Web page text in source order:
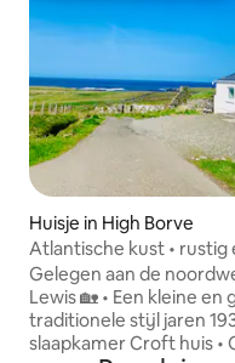
Huisje in High Borve
Atlantische kust • rustig
Gelegen aan de
Lewis 🏡 • Een kleine en gezellige,
traditionele stijl jaren
slaapkamer Croft huis • Ongerept